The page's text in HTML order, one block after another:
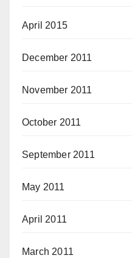
April 2015
December 2011
November 2011
October 2011
September 2011
May 2011
April 2011
March 2011